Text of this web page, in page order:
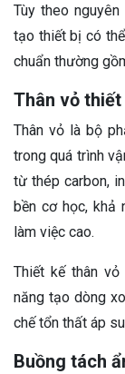
Tùy theo
tạo thiết bị có
chuẩn thường
Thân vỏ thiết
Thân vỏ là bộ
trong quá trình
từ thép carbon,
bền cơ học, khả
làm việc cao.
Thiết kế thân
năng tạo dòng
chế tổn thất áp
Buồng tách